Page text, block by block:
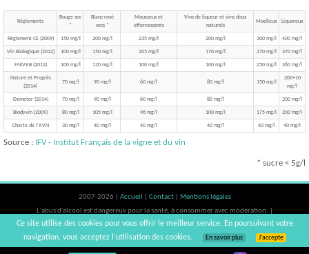
Réglements
Rouge sec
*
Blanc-rosé
secs *
Mousseux et
effervescents
Vins de liqueur et vins doux
naturels
Moelleux Liquoreux
Règlement CE (2009) 150 mg/l 200 mg/l 235 mg/l 200 mg/l 300 mg/l 400 mg/l
Vin Biologique (2012) 100 mg/l 150 mg/l 205 mg/l 170 mg/l 270 mg/l 370 mg/l
FNIVAB (2012) 100 mg/l 120 mg/l 100 mg/l 100 mg/l 250 mg/l 360 mg/l
Nature et Progrès
(2014)
70 mg/l 90 mg/l 60 mg/l 80 mg/l 150 mg/l
200+10
mg/l
Demeter (2014) 70 mg/l 90 mg/l 60 mg/l 80 mg/l 200 mg/l
Biodyvin (2009) 80 mg/l 105 mg/l 96 mg/l 100 mg/l 175 mg/l 200 mg/l
Charte de l'AVN 30 mg/l 40 mg/l 40 mg/l 40 mg/l 40 mg/l 40 mg/l
Source : IFV - Institut Français de la vigne et du vin
* sucre < 5g/l
2007-2026 | Accueil Contact
Mentions légales
L'abus d'alcool est dangereux pour la santé, à consommer avec modération. |
vinsnaturels | v3.12
Ce site utilise des cookies pour vous offrir le meilleur service. En poursuivant votre
navigation, vous acceptez l’utilisation des cookies.
En savoir plus J’accepte